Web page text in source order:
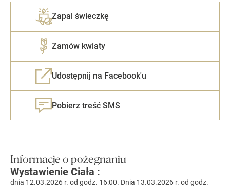
Zapal świeczkę
Zamów kwiaty
Udostępnij na Facebook'u
Pobierz treść SMS
Informacje o pożegnaniu
Wystawienie Ciała :
dnia 12.03.2026 r. od godz. 16:00. Dnia 13.03.2026 r. od godz.